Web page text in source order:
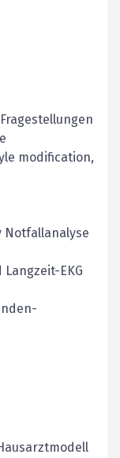
modification,
Notfallanalyse
EKG